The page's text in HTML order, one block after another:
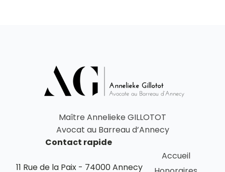
Maître Annelieke GILLOTOT
Avocat au Barreau d’Annecy
Contact rapide
11 Rue de la Paix - 74000 Annecy
Accueil